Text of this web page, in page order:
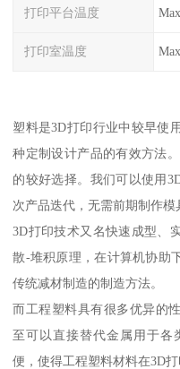
打印平台温度
打印室温度
塑料是3D打印行业中较早使
种定制设计产品的有效方法
的较好选择。我们可以使用
次产品迭代，无需前期制作模
3D打印技术又名快速成型、
散-堆积原理，在计算机协助
传统减材制造的制造方法。
而工程塑料具有很多优异的
至可以直接替代金属用于各
便，使得工程塑料材料在3D打